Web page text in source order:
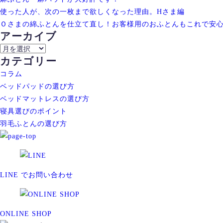
使った人が、次の一枚まで欲しくなった理由。Hさま編
Ｏさまの綿ふとんを仕立て直し！お客様用のおふとんもこれで安
アーカイブ
ア
ー
カ
イ
ブ
カテゴリー
コラム
ベッドパッドの選び方
ベッドマットレスの選び方
寝具選びのポイント
羽毛ふとんの選び方
LINE でお問い合わせ
ONLINE SHOP